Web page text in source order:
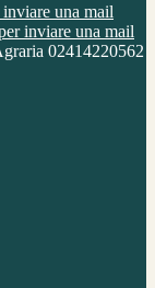
una mail
inviare una mail
02414220562